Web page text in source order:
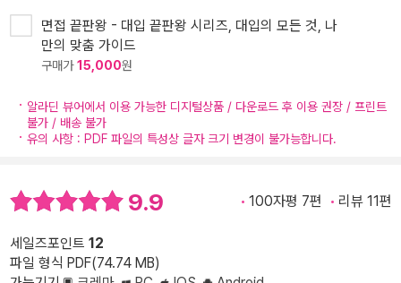
면접 끝판왕 - 대입 끝판왕 시리즈, 대입의 모든 것, 나
만의 맞춤 가이드
구매가15,000원
알라딘 뷰어에서 이용 가능한 디지털상품 / 다운로드 후 이용 권장 / 프린트
불가 / 배송 불가
유의 사항 : PDF 파일의 특성상 글자 크기 변경이 불가능합니다.
9.9 100자평 7편 리뷰 11편
세일즈포인트 12
파일 형식 PDF(74.74 MB)